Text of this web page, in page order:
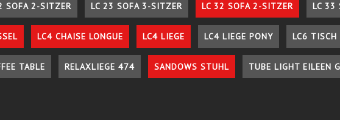
SOFA 2-SITZER LC 23 SOFA 3-SITZER LC 32 SOFA 2-SITZER LC 33
LC4 CHAISE LONGUE LC4 LIEGE LC4 LIEGE PONY LC6 TISCH
TABLE RELAXLIEGE 474 SANDOWS STUHL TUBE LIGHT EILEEN